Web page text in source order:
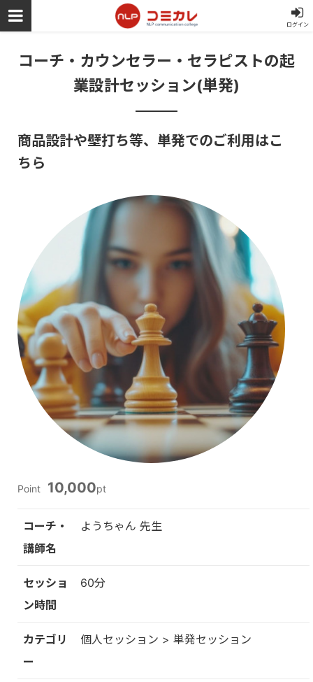
ログイン
コーチ・カウンセラー・セラピストの起
業設計セッション(単発)
商品設計や壁打ち等、単発でのご利用はこ
ちら
Point 10,000pt
コーチ・
講師名
ようちゃん 先生
セッショ
ン時間
60分
カテゴリ
ー
個人セッション > 単発セッション